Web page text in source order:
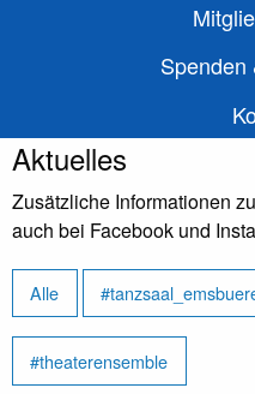
Spenden
Aktuelles
Zusätzliche Informationen
auch bei Facebook und
Alle
#theaterensemble